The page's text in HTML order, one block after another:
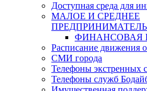
Доступная среда для
МАЛОЕ И СРЕДНЕЕ
ФИНАНСОВАЯ
Расписание движения
СМИ города
Телефоны экстренных
Телефоны служб